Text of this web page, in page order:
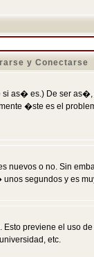
y Conectarse
as� es.) De ser
�ste es el
o no. Sin
segundos y es
previene el uso
etc.